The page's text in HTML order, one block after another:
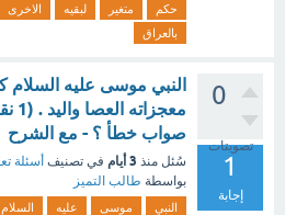
حكم
متغير لبقيه الاخرى
بالعراق
0
تصويتات
1
إجابة
النبي موسى عليه السلام
صواب خطأ ؟ - مع الشرح
سُئل منذ 3 أيام في تصنيف أسئلة
بواسطة طالب التميز
النبي موسى عليه السلام